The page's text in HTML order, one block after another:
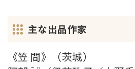
主な出品作家
《笠 間》（茨城）